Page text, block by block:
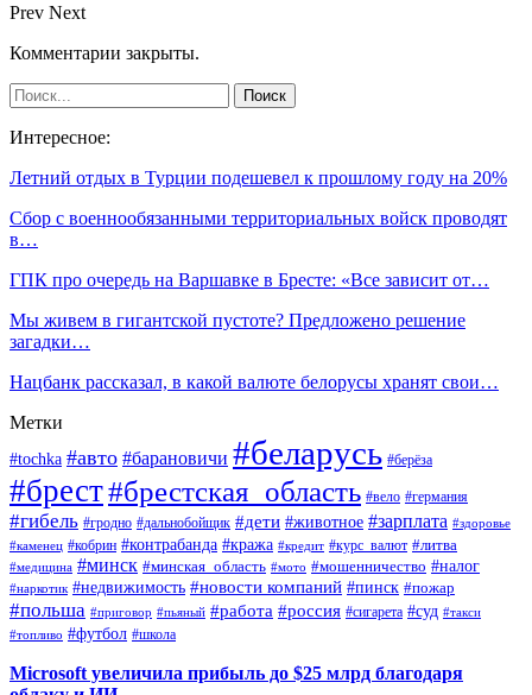
Prev Next
Комментарии закрыты.
Интересное:
Летний отдых в Турции подешевел к прошлому году на 20%
Сбор с военнообязанными территориальных войск проводят
в…
ГПК про очередь на Варшавке в Бресте: «Все зависит от…
Мы живем в гигантской пустоте? Предложено решение
загадки…
Нацбанк рассказал, в какой валюте белорусы хранят свои…
Метки
#tochka #авто #барановичи #беларусь #берёза
#брест#брестская_область #вело #германия
#гибель #гродно #дальнобойщик #дети #животное #зарплата #здоровье
#каменец #кобрин #контрабанда #кража #кредит #курс_валют #литва
#медицина #минск #минская_область #мото #мошенничество #налог
#наркотик #недвижимость #новости компаний #пинск #пожар
#польша #приговор #пьяный #работа #россия #сигарета #суд #такси
#топливо #футбол #школа
Microsoft увеличила прибыль до $25 млрд благодаря